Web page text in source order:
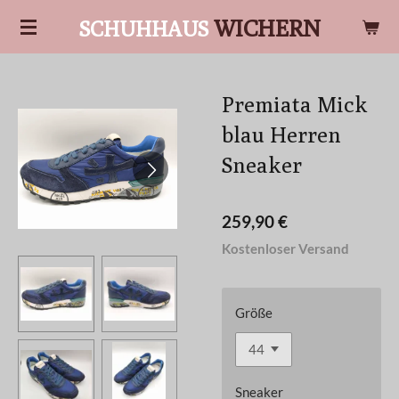
Zum
SCHUHHAUSWICHERN
Premiata Mick
blau Herren
Sneaker
259,90 €
Kostenloser Versand
Größe
Sneaker